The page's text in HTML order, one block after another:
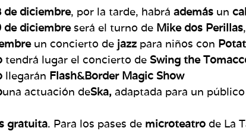
de diciembre, por la tarde, habrá además un
de diciembreserá el turno de Mike dos Perillas
un concierto de jazz para niños con
tendrá lugar el concierto de Swing the
llegarán Flash&Border Magic Show
una actuación deSka, adaptada para un público
gratuita. Para los pases de microteatro de La